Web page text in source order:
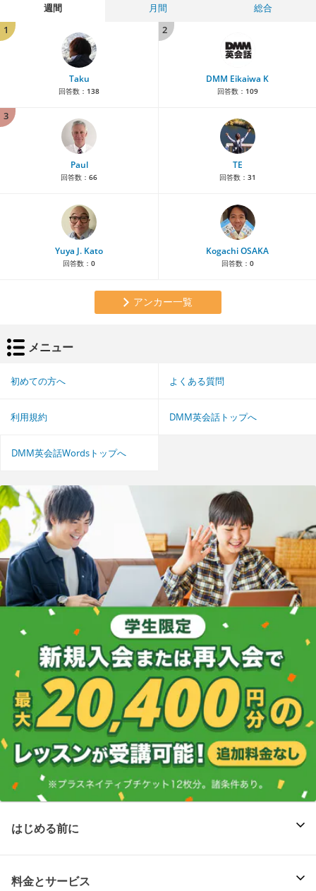
週間 月間
総合
1
Taku
回答数： 138
2
DMM Eikaiwa K
回答数： 109
3
Paul
回答数： 66
TE
回答数： 31
Yuya J. Kato
回答数： 0
Kogachi OSAKA
回答数： 0
アンカー一覧
メニュー
初めての方へ よくある質問
利用規約 DMM英会話トップへ
DMM英会話Wordsトップへ
はじめる前に
料金とサービス